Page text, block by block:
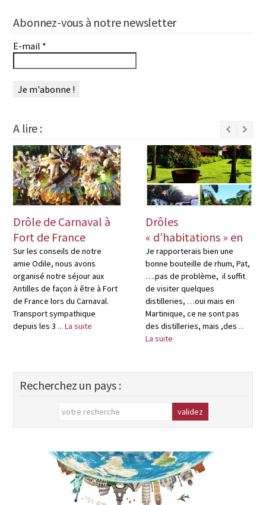
Abonnez-vous à notre newsletter
E-mail *
A lire :
Drôle de Carnaval à
Fort de France
Sur les conseils de notre
amie Odile, nous avons
organisé notre séjour aux
Antilles de façon à être à Fort
de France lors du Carnaval.
Transport sympathique
depuis les 3 ... La suite
Drôles
« d’habitations » en
Martinique
Je rapporterais bien une
bonne bouteille de rhum, Pat,
….pas de problème, il suffit
de visiter quelques
distilleries, …oui mais en
Martinique, ce ne sont pas
des distilleries, mais ,des ...
La suite
Next
Recherchez un pays :